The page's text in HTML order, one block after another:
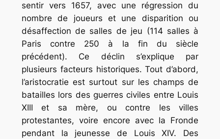
sentir vers 1657, avec une régression du
nombre de joueurs et une disparition ou
désaffection de salles de jeu (114 salles à
Paris contre 250 à la fin du siècle
précédent). Ce déclin s’explique par
plusieurs facteurs historiques. Tout d’abord,
l’aristocratie est surtout sur les champs de
batailles lors des guerres civiles entre Louis
XIII et sa mère, ou contre les villes
protestantes, voire encore avec la Fronde
pendant la jeunesse de Louis XIV. Des